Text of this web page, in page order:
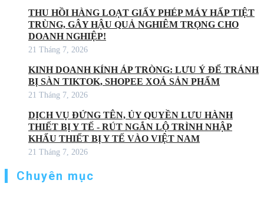
THU HỒI HÀNG LOẠT GIẤY PHÉP MÁY HẤP TIỆT
TRÙNG, GÂY HẬU QUẢ NGHIÊM TRỌNG CHO
DOANH NGHIỆP!
21 Tháng 7, 2026
KINH DOANH KÍNH ÁP TRÒNG: LƯU Ý ĐỂ TRÁNH
BỊ SÀN TIKTOK, SHOPEE XOÁ SẢN PHẨM
21 Tháng 7, 2026
DỊCH VỤ ĐỨNG TÊN, ỦY QUYỀN LƯU HÀNH
THIẾT BỊ Y TẾ - RÚT NGẮN LỘ TRÌNH NHẬP
KHẨU THIẾT BỊ Y TẾ VÀO VIỆT NAM
21 Tháng 7, 2026
Chuyên mục